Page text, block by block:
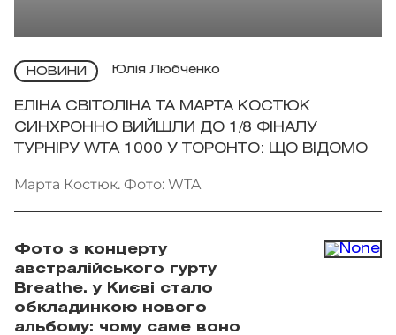
НОВИНИ Юлія Любченко
ЕЛІНА СВІТОЛІНА ТА МАРТА КОСТЮК
СИНХРОННО ВИЙШЛИ ДО 1/8 ФІНАЛУ
ТУРНІРУ WTA 1000 У ТОРОНТО: ЩО ВІДОМО
Марта Костюк. Фото: WTA
Фото з концерту
австралійського гурту
Breathe. у Києві стало
обкладинкою нового
альбому: чому саме воно